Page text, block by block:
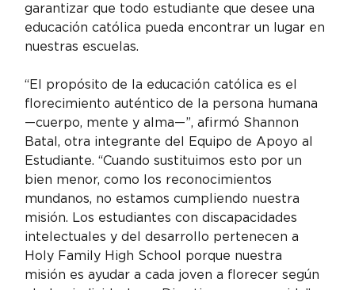
garantizar que todo estudiante que desee una
educación católica pueda encontrar un lugar en
nuestras escuelas.
“El propósito de la educación católica es el
florecimiento auténtico de la persona humana
—cuerpo, mente y alma—”, afirmó Shannon
Batal, otra integrante del Equipo de Apoyo al
Estudiante. “Cuando sustituimos esto por un
bien menor, como los reconocimientos
mundanos, no estamos cumpliendo nuestra
misión. Los estudiantes con discapacidades
intelectuales y del desarrollo pertenecen a
Holy Family High School porque nuestra
misión es ayudar a cada joven a florecer según